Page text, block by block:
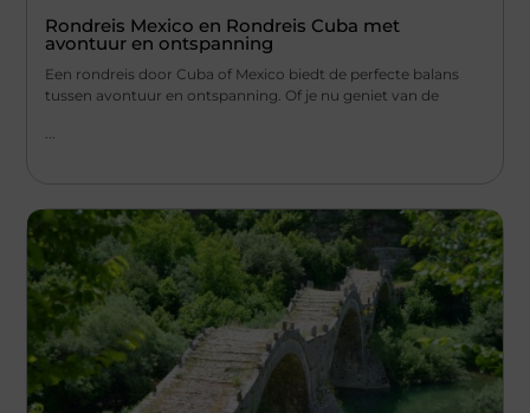
Rondreis Mexico en Rondreis Cuba met
avontuur en ontspanning
Een rondreis door Cuba of Mexico biedt de perfecte balans
tussen avontuur en ontspanning. Of je nu geniet van de
...